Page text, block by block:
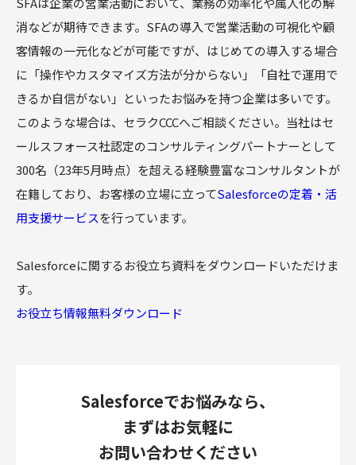
消などが期待できます。SFAの導入で営業活動の可視化や顧
客情報の一元化などが可能ですが、はじめての導入する場合
に「操作やカスタマイズ方法が分からない」「自社で運用で
きるか自信がない」といったお悩みを持つ企業は多いです。
このような場合は、セラクCCCへご相談ください。当社はセ
ールスフォース社認定のコンサルティングパートナーとして
300名（23年5月時点）を超える経験豊富なコンサルタントが
在籍しており、お客様の立場に立ってSalesforceの定着・活
用支援サービスを行っています。
Salesforceに関するお役立ち資料をダウンロードいただけま
す。
お役立ち情報無料ダウンロード
Salesforceでお悩みなら、
まずはお気軽に
お問い合わせください